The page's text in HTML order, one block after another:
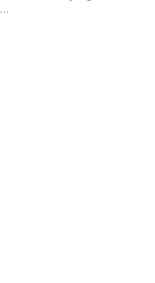
…